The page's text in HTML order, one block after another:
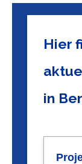
Hier
in